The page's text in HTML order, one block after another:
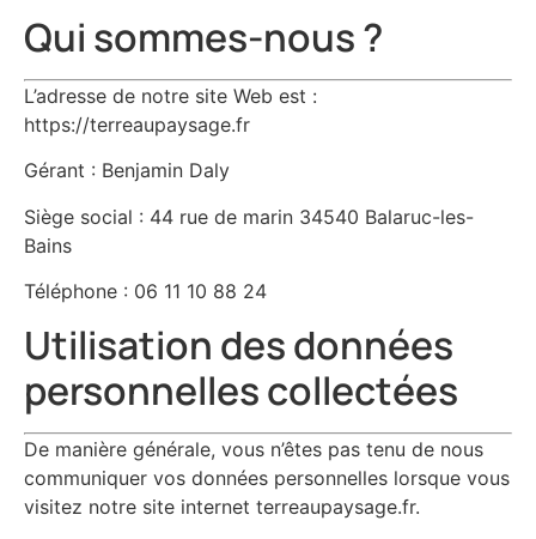
Qui sommes-nous ?
L’adresse de notre site Web est :
https://terreaupaysage.fr
Gérant : Benjamin Daly
Siège social : 44 rue de marin 34540 Balaruc-les-
Bains
Téléphone : 06 11 10 88 24
Utilisation des données
personnelles collectées
De manière générale, vous n’êtes pas tenu de nous
communiquer vos données personnelles lorsque vous
visitez notre site internet terreaupaysage.fr.